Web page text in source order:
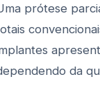
prótese
da